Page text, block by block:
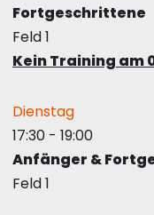
Fortgeschrittene
Feld 1
Kein Training am
Dienstag
17:30 - 19:00
Anfänger &
Feld 1